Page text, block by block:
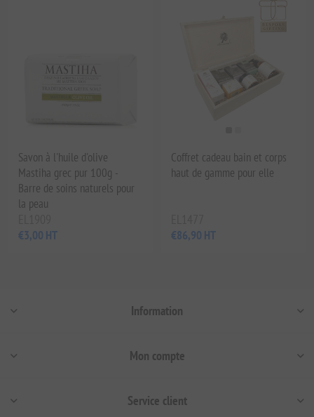
Savon à l'huile d'olive
Mastiha grec pur 100g -
Barre de soins naturels pour
la peau
€3,00 HT
Coffret cadeau bain et corps
haut de gamme pour elle
€86,90 HT
Information
Mon compte
Service client